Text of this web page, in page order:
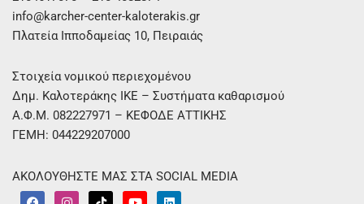
info@karcher-center-kaloterakis.gr
Πλατεία Ιπποδαμείας 10, Πειραιάς
Στοιχεία νομικού περιεχομένου
Δημ. Καλοτεράκης ΙΚΕ – Συστήματα καθαρισμού
Α.Φ.Μ. 082227971 – ΚΕΦΟΔΕ ΑΤΤΙΚΗΣ
ΓΕΜΗ: 044229207000
ΑΚΟΛΟΥΘΗΣΤΕ ΜΑΣ ΣΤΑ SOCIAL MEDIA
F I T Y L